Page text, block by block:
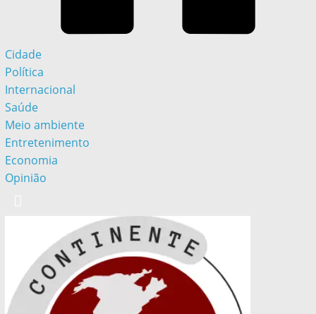
Cidade
Política
Internacional
Saúde
Meio ambiente
Entretenimento
Economia
Opinião